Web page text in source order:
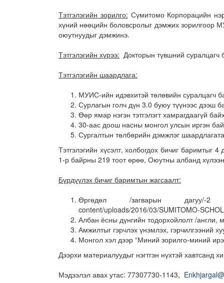
Тэтгэлэгийн зорилго: Сүмитомо Корпорацийн
хүний нөөцийн боловсролыг дэмжих зорилгоор
оюутнуудыг дэмжинэ.
Тэтгэлэгийн хүрээ: Докторын түвшний суралцагч
Тэтгэлэгийн шаардлага:
МУИС-ийн идэвхитэй төлөвийн суралцагч
Сурлагын голч дүн 3.0 буюу түүнээс дээш
Өөр ямар нэгэн тэтгэлэгт хамрагдаагүй
30-аас доош насны монгол улсын иргэн
Сургалтын төлбөрийн дэмжлэг
Тэтгэлэгийн хүсэлт, холбогдох бичиг
1-р байрны 219 тоот өрөө, Оюутны албанд
Бүрдүүлэх бичиг баримтын жагсаалт:
Өргөдөл /загварын дагуу/-2
content/uploads/2016/03/SUMITOMO-
Албан ёсны дүнгийн тодорхойлолт /англи,
Амжилтыг гэрчлэх үнэмлэх, гэрчилгээний
Монгол хэл дээр “Миний зорилго-миний
Дээрхи материалуудыг нэгтгэн нүхтэй хавтсанд
Мэдээлэл авах утас: 77307730-1143,